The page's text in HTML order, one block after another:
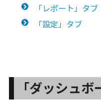
「レポート」タブ
「設定」タブ
「ダッシュ